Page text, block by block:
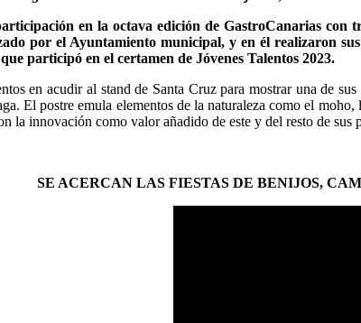
en la octava edición de GastroCanarias con
por el Ayuntamiento municipal, y en él realizaron
participó en el certamen de Jóvenes Talentos 2023.
en acudir al stand de Santa Cruz para mostrar una de
El postre emula elementos de la naturaleza como el
la innovación como valor añadido de este y del resto de sus
SE ACERCAN LAS FIESTAS DE BENIJOS,